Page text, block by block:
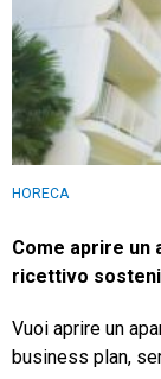
HORECA
Come aprire un
ricettivo
Vuoi aprire un
business plan,